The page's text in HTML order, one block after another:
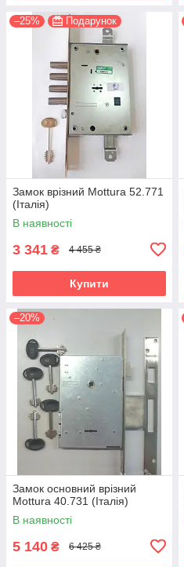
–25% Подарунок
Замок врізний Mottura 52.771
(Італія)
В наявності
3 341 ₴ 4 455 ₴
Купити
–20%
Замок основний врізний
Mottura 40.731 (Італія)
В наявності
5 140 ₴ 6 425 ₴